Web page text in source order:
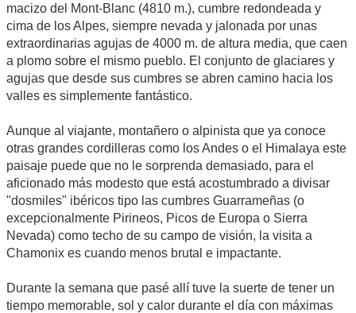
macizo del Mont-Blanc (4810 m.), cumbre redondeada y
cima de los Alpes, siempre nevada y jalonada por unas
extraordinarias agujas de 4000 m. de altura media, que caen
a plomo sobre el mismo pueblo. El conjunto de glaciares y
agujas que desde sus cumbres se abren camino hacia los
valles es simplemente fantástico.
Aunque al viajante, montañero o alpinista que ya conoce
otras grandes cordilleras como los Andes o el Himalaya este
paisaje puede que no le sorprenda demasiado, para el
aficionado más modesto que está acostumbrado a divisar
"dosmiles" ibéricos tipo las cumbres Guarrameñas (o
excepcionalmente Pirineos, Picos de Europa o Sierra
Nevada) como techo de su campo de visión, la visita a
Chamonix es cuando menos brutal e impactante.
Durante la semana que pasé allí tuve la suerte de tener un
tiempo memorable, sol y calor durante el día con máximas